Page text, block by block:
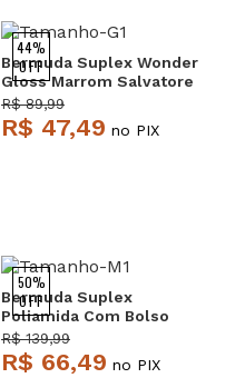
44%
OFF
Bermuda Suplex Wonder
Gloss Marrom Salvatore
R$ 89,99
R$ 47,49 no PIX
50%
OFF
Bermuda Suplex
Poliamida Com Bolso
Quadrado Preto
Salvatore
R$ 139,99
R$ 66,49 no PIX